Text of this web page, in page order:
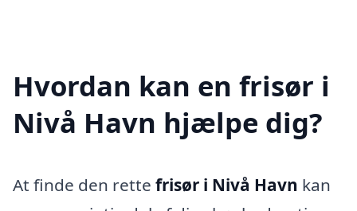
Hvordan kan en frisør i
Nivå Havn hjælpe dig?
At finde den rette frisør i Nivå Havn kan